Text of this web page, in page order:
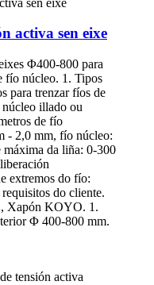
activa sen eixe
Φ400-800 para
fío núcleo. 1. Tipos
para trenzar fíos de
núcleo illado ou
de fío
- 2,0 mm, fío núcleo:
da liña: 0-300
extremos do fío:
do cliente.
Xapón KOYO. 1.
Φ 400-800 mm.